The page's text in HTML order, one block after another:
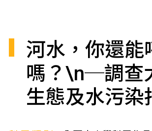
河水，你還能
嗎？\n─調查
生態及水污染